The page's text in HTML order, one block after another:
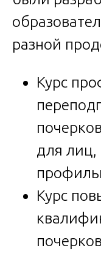
разной
Курс
для
Курс